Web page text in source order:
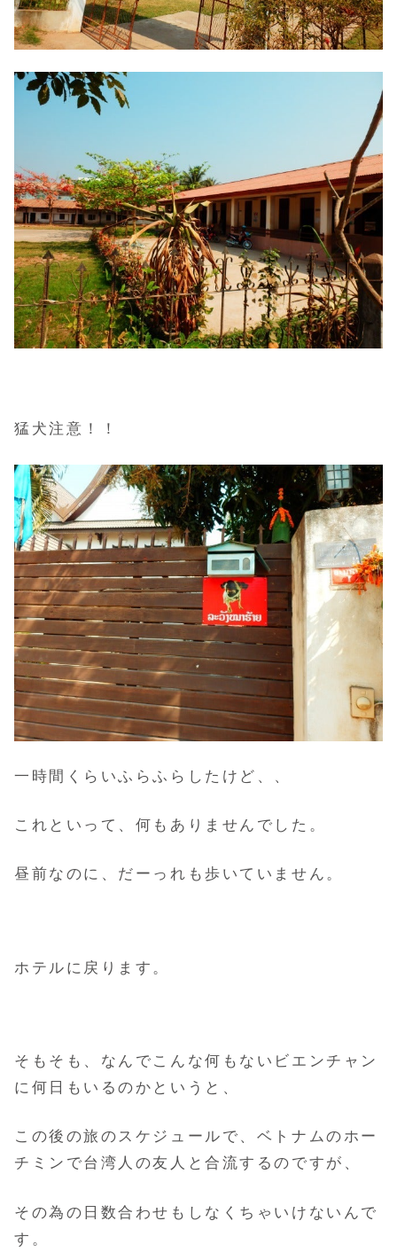
猛犬注意！！
一時間くらいふらふらしたけど、、
これといって、何もありませんでした。
昼前なのに、だーっれも歩いていません。
ホテルに戻ります。
そもそも、なんでこんな何もないビエンチャン
に何日もいるのかというと、
この後の旅のスケジュールで、ベトナムのホー
チミンで台湾人の友人と合流するのですが、
その為の日数合わせもしなくちゃいけないんで
す。